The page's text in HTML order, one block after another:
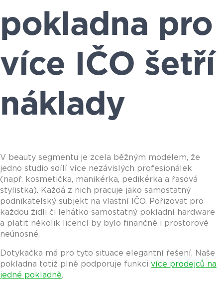
pokladna pro
více IČO šetří
náklady
V beauty segmentu je zcela běžným modelem, že
jedno studio sdílí více nezávislých profesionálek
(např. kosmetička, manikérka, pedikérka a řasová
stylistka). Každá z nich pracuje jako samostatný
podnikatelský subjekt na vlastní IČO. Pořizovat pro
každou židli či lehátko samostatný pokladní hardware
a platit několik licencí by bylo finančně i prostorově
neúnosné.
Dotykačka má pro tyto situace elegantní řešení. Naše
pokladna totiž plně podporuje funkci více prodejců na
jedné pokladně.